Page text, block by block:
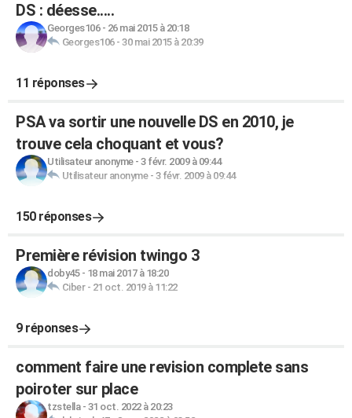
DS : déesse.....
Georges106- 26 mai 2015 à 20:18
Georges106- 30 mai 2015 à 20:39
11 réponses
PSA va sortir une nouvelle DS en 2010, je
trouve cela choquant et vous?
Utilisateur anonyme- 3 févr. 2009 à 09:44
Utilisateur anonyme- 3 févr. 2009 à 09:44
150 réponses
Première révision twingo 3
doby45- 18 mai 2017 à 18:20
Ciber- 21 oct. 2019 à 11:22
9 réponses
comment faire une revision complete sans
poiroter sur place
tzstella- 31 oct. 2022 à 20:23